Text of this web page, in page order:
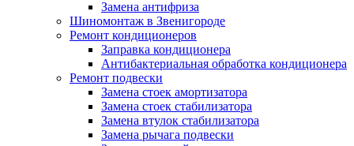
Замена антифриза
Шиномонтаж в Звенигороде
Ремонт кондиционеров
Заправка кондиционера
Антибактериальная обработка кондиционера
Ремонт подвески
Замена стоек амортизатора
Замена стоек стабилизатора
Замена втулок стабилизатора
Замена рычага подвески